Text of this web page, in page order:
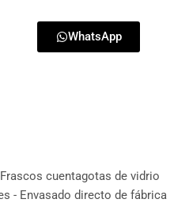
WhatsApp
Frascos cuentagotas de vidrio
- Envasado directo de fábrica